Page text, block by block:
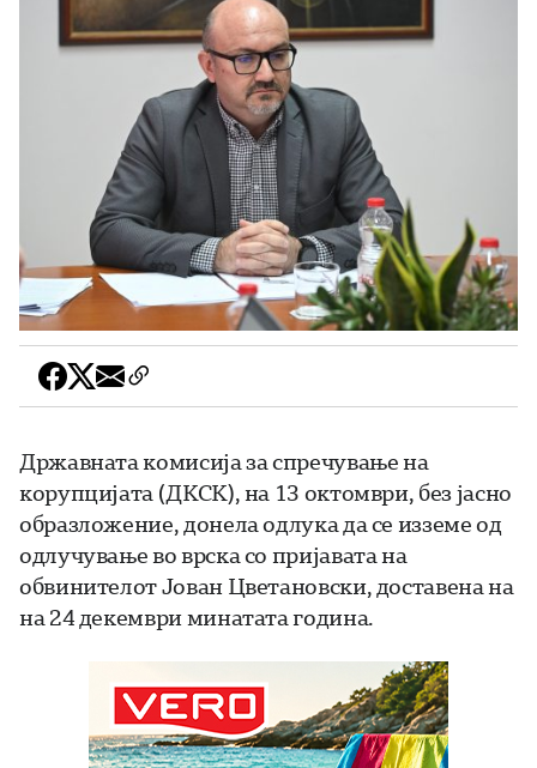
Државната комисија за спречување на
корупцијата (ДКСК), на 13 октомври, без јасно
образложение, донела одлука да се изземе од
одлучување во врска со пријавата на
обвинителот Јован Цветановски, доставена на
на 24 декември минатата година.